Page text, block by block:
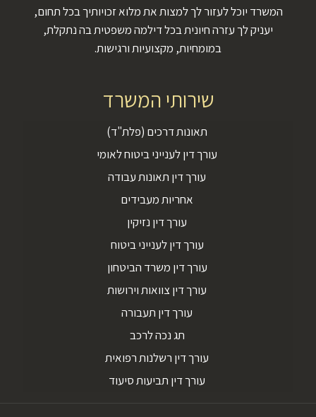
המשרד יוכל לעזור לך למצות את מלוא זכויותיך בכל תחום,
יעניק לך עזרה חיונית בכל דילמה משפטית בה נתקלת,
במומחיות, מקצועיות ורגישות.
שירותי המשרד
תאונות דרכים (פלת"ד)
עורך דין לענייני ביטוח לאומי
עורך דין תאונות עבודה
אחריות מעבידים
עורך דין נזיקין
עורך דין לענייני ביטוח
עורך דין משרד הביטחון
עורך דין צוואות וירושות
עורך דין תעבורה
תג נכה לרכב
עורך דין רשלנות רפואית
עורך דין תביעות סיעוד